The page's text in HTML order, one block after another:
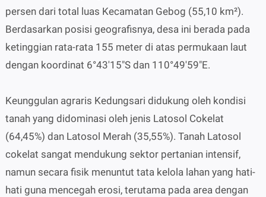
persen dari total luas Kecamatan Gebog (55,10 km²).
Berdasarkan posisi geografisnya, desa ini berada pada
ketinggian rata-rata 155 meter di atas permukaan laut
dengan koordinat 6°43′15″S dan 110°49′59″E.
Keunggulan agraris Kedungsari didukung oleh kondisi
tanah yang didominasi oleh jenis Latosol Cokelat
(64,45%) dan Latosol Merah (35,55%). Tanah Latosol
cokelat sangat mendukung sektor pertanian intensif,
namun secara fisik menuntut tata kelola lahan yang hati-
hati guna mencegah erosi, terutama pada area dengan